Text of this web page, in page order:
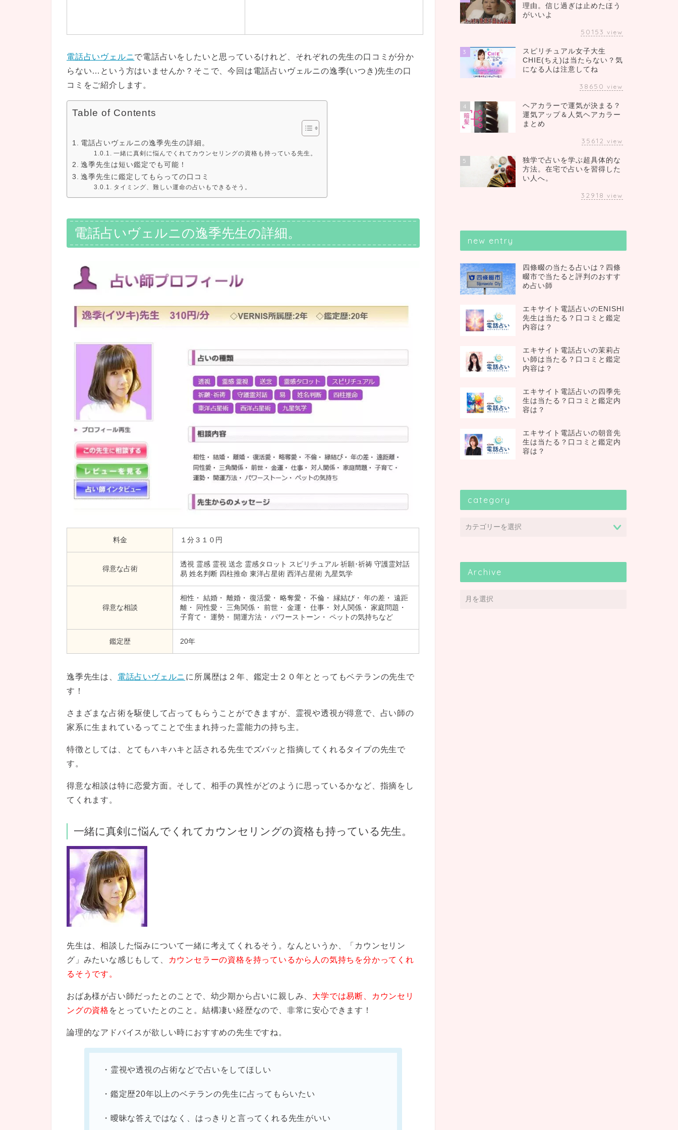
電話占いヴェルニで電話占いをしたいと思っているけれど、それぞれの先生の口コミが分か
らない…という方はいませんか？そこで、今回は電話占いヴェルニの逸季(いつき)先生の口
コミをご紹介します。
Table of Contents
電話占いヴェルニの逸季先生の詳細。
一緒に真剣に悩んでくれてカウンセリングの資格も持っている先生。
逸季先生は短い鑑定でも可能！
逸季先生に鑑定してもらっての口コミ
タイミング、難しい運命の占いもできるそう。
電話占いヴェルニの逸季先生の詳細。
料金 １分３１０円
得意な占術
透視 霊感 霊視 送念 霊感タロット スピリチュアル 祈願･祈祷 守護霊対話
易 姓名判断 四柱推命 東洋占星術 西洋占星術 九星気学
得意な相談
相性・ 結婚・ 離婚・ 復活愛・ 略奪愛・ 不倫・ 縁結び・ 年の差・ 遠距
離・ 同性愛・ 三角関係・ 前世・ 金運・ 仕事・ 対人関係・ 家庭問題・
子育て・ 運勢・ 開運方法・ パワーストーン・ ペットの気持ちなど
鑑定歴 20年
逸季先生は、 電話占いヴェルニ に所属歴は２年、鑑定士２０年ととってもベテランの先生で
す！
さまざまな占術を駆使して占ってもらうことができますが、霊視や透視が得意で、占い師の
家系に生まれているってことで生まれ持った霊能力の持ち主。
特徴としては、とてもハキハキと話される先生でズバッと指摘してくれるタイプの先生で
す。
得意な相談は特に恋愛方面。そして、相手の異性がどのように思っているかなど、指摘をし
てくれます。
一緒に真剣に悩んでくれてカウンセリングの資格も持っている先生。
先生は、相談した悩みについて一緒に考えてくれるそう。なんというか、「カウンセリン
グ」みたいな感じもして、
カウンセラーの資格を持っているから人の気持ちを分かってくれ
るそうです。
おばあ様が占い師だったとのことで、幼少期から占いに親しみ、 大学では易断、カウンセリ
ングの資格 をとっていたとのこと。結構凄い経歴なので、非常に安心できます！
論理的なアドバイスが欲しい時におすすめの先生ですね。
・霊視や透視の占術などで占いをしてほしい
・鑑定歴20年以上のベテランの先生に占ってもらいたい
・曖昧な答えではなく、はっきりと言ってくれる先生がいい
理由。信じ過ぎは止めたほう
がいいよ
50153 view
3
スピリチュアル女子大生
CHIE(ちえ)は当たらない？気
になる人は注意してね
38650 view
4
ヘアカラーで運気が決まる？
運気アップ＆人気ヘアカラー
まとめ
35612 view
5
独学で占いを学ぶ超具体的な
方法。在宅で占いを習得した
い人へ。
32918 view
new entry
四條畷の当たる占いは？四條
畷市で当たると評判のおすす
め占い師
エキサイト電話占いのENISHI
先生は当たる？口コミと鑑定
内容は？
エキサイト電話占いの茉莉占
い師は当たる？口コミと鑑定
内容は？
エキサイト電話占いの四季先
生は当たる？口コミと鑑定内
容は？
エキサイト電話占いの朝音先
生は当たる？口コミと鑑定内
容は？
category
Archive